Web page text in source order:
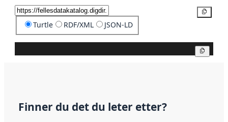
Turtle RDF/XML JSON-LD
Finner du det du leter etter?